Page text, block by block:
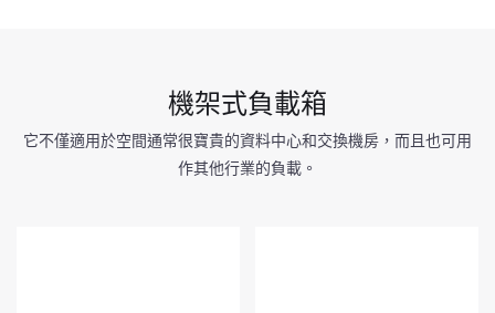
機架式負載箱
它不僅適用於空間通常很寶貴的資料中心和交換機房，而且也可用
作其他行業的負載。